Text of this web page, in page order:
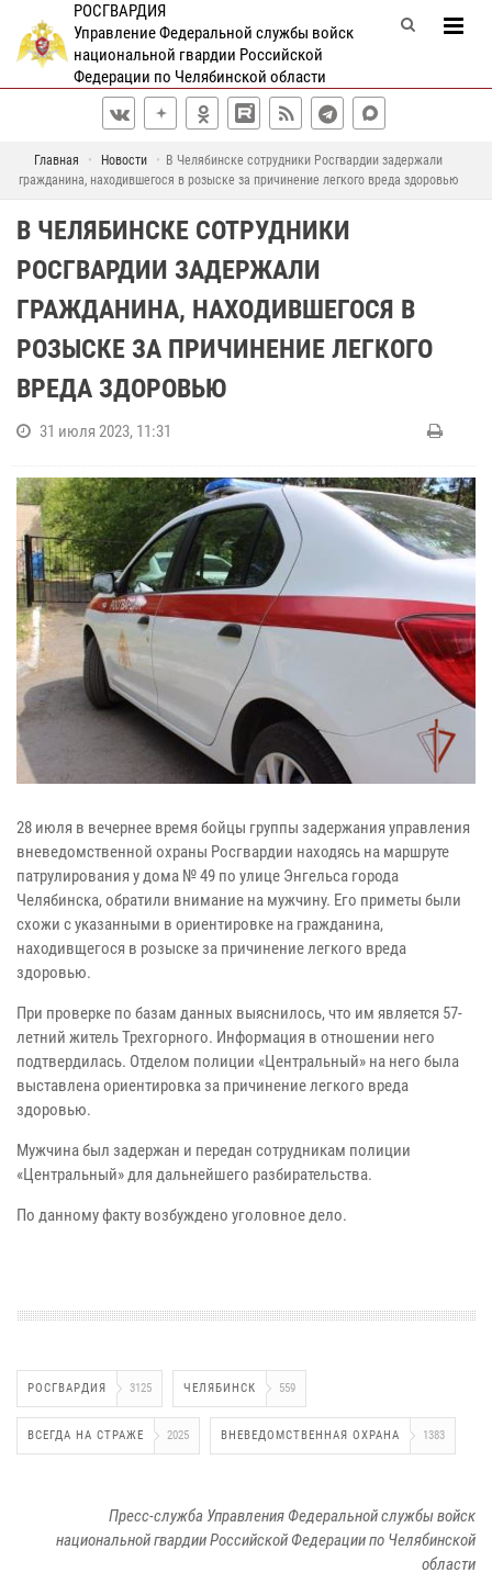
РОСГВАРДИЯ
Управление Федеральной службы войск
национальной гвардии Российской
Федерации по Челябинской области
Главная Новости
В Челябинске сотрудники Росгвардии задержали
гражданина, находившегося в розыске за причинение легкого вреда здоровью
В ЧЕЛЯБИНСКЕ СОТРУДНИКИ
РОСГВАРДИИ ЗАДЕРЖАЛИ
ГРАЖДАНИНА, НАХОДИВШЕГОСЯ В
РОЗЫСКЕ ЗА ПРИЧИНЕНИЕ ЛЕГКОГО
ВРЕДА ЗДОРОВЬЮ
31 июля 2023, 11:31
28 июля в вечернее время бойцы группы задержания управления
вневедомственной охраны Росгвардии находясь на маршруте
патрулирования у дома № 49 по улице Энгельса города
Челябинска, обратили внимание на мужчину. Его приметы были
схожи с указанными в ориентировке на гражданина,
находивщегося в розыске за причинение легкого вреда
здоровью.
При проверке по базам данных выяснилось, что им является 57-
летний житель Трехгорного. Информация в отношении него
подтвердилась. Отделом полиции «Центральный» на него была
выставлена ориентировка за причинение легкого вреда
здоровью.
Мужчина был задержан и передан сотрудникам полиции
«Центральный» для дальнейшего разбирательства.
По данному факту возбуждено уголовное дело.
РОСГВАРДИЯ 3125 ЧЕЛЯБИНСК 559
ВСЕГДА НА СТРАЖЕ 2025 ВНЕВЕДОМСТВЕННАЯ ОХРАНА 1383
Пресс-служба Управления Федеральной службы войск
национальной гвардии Российской Федерации по Челябинской
области